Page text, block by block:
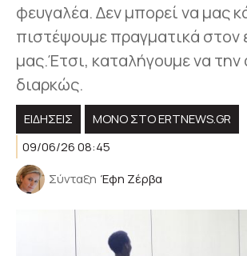
φευγαλέα. Δεν μπορεί να μας
πιστέψουμε πραγματικά στον
μας.Έτσι, καταλήγουμε να
διαρκώς.
ΕΙΔΗΣΕΙΣ
ΜΟΝΟ ΣΤΟ ERTNEWS.GR
09/06/26 08:45
Σύνταξη Έφη Ζέρβα